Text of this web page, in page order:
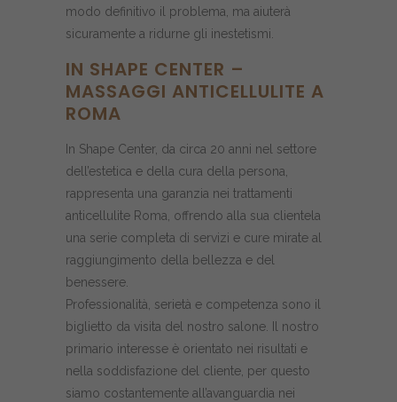
modo definitivo il problema, ma aiuterà
sicuramente a ridurne gli inestetismi.
IN SHAPE CENTER –
MASSAGGI ANTICELLULITE A
ROMA
In Shape Center, da circa 20 anni nel settore
dell’estetica e della cura della persona,
rappresenta una garanzia nei trattamenti
anticellulite Roma, offrendo alla sua clientela
una serie completa di servizi e cure mirate al
raggiungimento della bellezza e del
benessere.
Professionalità, serietà e competenza sono il
biglietto da visita del nostro salone. Il nostro
primario interesse è orientato nei risultati e
nella soddisfazione del cliente, per questo
siamo costantemente all’avanguardia nei